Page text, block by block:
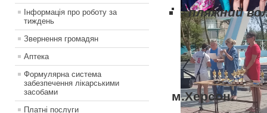
Інформація про роботу за
тиждень
Звернення громадян
Аптека
Формулярна система
забезпечення лікарськими
засобами
Платні послуги
-пляжний
м.Херсон.